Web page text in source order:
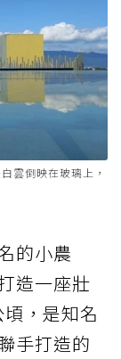
雲倒映在玻璃上，
的小農
造一座壯
，是知名
手打造的